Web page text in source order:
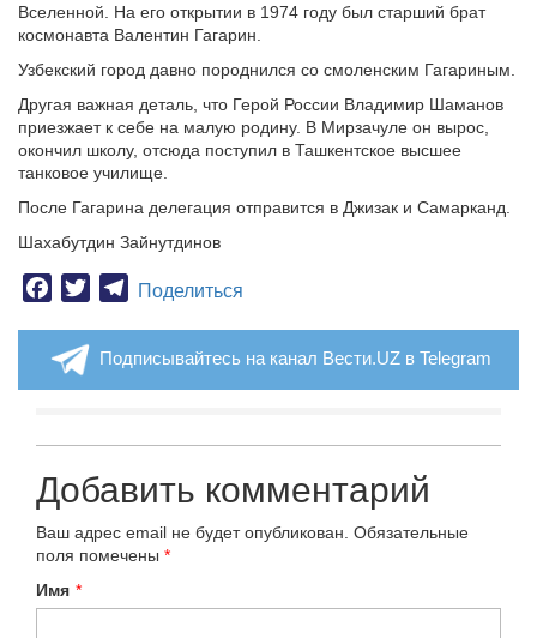
Вселенной. На его открытии в 1974 году был старший брат
космонавта Валентин Гагарин.
Узбекский город давно породнился со смоленским Гагариным.
Другая важная деталь, что Герой России Владимир Шаманов
приезжает к себе на малую родину. В Мирзачуле он вырос,
окончил школу, отсюда поступил в Ташкентское высшее
танковое училище.
После Гагарина делегация отправится в Джизак и Самарканд.
Шахабутдин Зайнутдинов
Facebook
TwitterTelegram
Поделиться
Подписывайтесь на канал Вести.UZ в Telegram
Добавить комментарий
Ваш адрес email не будет опубликован. Обязательные
поля помечены *
Имя *